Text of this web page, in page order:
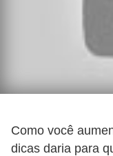
Como você
dicas daria para